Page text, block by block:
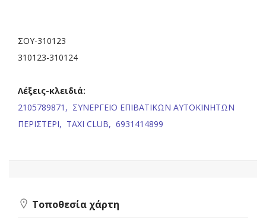
ΣΟΥ-310123
310123-310124
Λέξεις-κλειδιά:
2105789871, ΣΥΝΕΡΓΕΙΟ ΕΠΙΒΑΤΙΚΩΝ ΑΥΤΟΚΙΝΗΤΩΝ
ΠΕΡΙΣΤΕΡΙ, TAXI CLUB, 6931414899
Τοποθεσία χάρτη